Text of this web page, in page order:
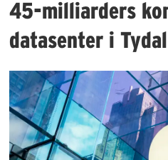
45-milliarders
datasenter i Tydal